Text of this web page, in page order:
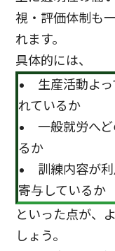
視・評価体制も
れます。
具体的には、
• 生産活動よっ
れているか
• 一般就労へど
るか
• 訓練内容が利
寄与しているか
といった点が、
しょう。